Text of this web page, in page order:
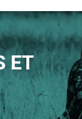
ET